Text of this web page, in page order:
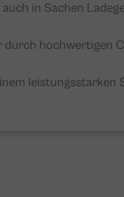
in Sachen
hochwertigen